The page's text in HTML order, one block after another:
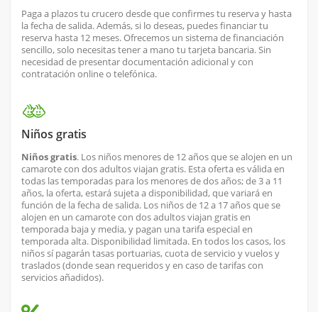
Paga a plazos tu crucero desde que confirmes tu reserva y hasta
la fecha de salida. Además, si lo deseas, puedes financiar tu
reserva hasta 12 meses. Ofrecemos un sistema de financiación
sencillo, solo necesitas tener a mano tu tarjeta bancaria. Sin
necesidad de presentar documentación adicional y con
contratación online o telefónica.
Niños gratis
Niños gratis. Los niños menores de 12 años que se alojen en un
camarote con dos adultos viajan gratis. Esta oferta es válida en
todas las temporadas para los menores de dos años; de 3 a 11
años, la oferta, estará sujeta a disponibilidad, que variará en
función de la fecha de salida. Los niños de 12 a 17 años que se
alojen en un camarote con dos adultos viajan gratis en
temporada baja y media, y pagan una tarifa especial en
temporada alta. Disponibilidad limitada. En todos los casos, los
niños sí pagarán tasas portuarias, cuota de servicio y vuelos y
traslados (donde sean requeridos y en caso de tarifas con
servicios añadidos).